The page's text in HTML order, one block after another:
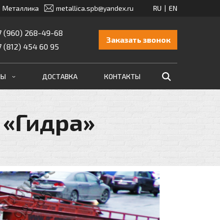
Металлика metallica.spb@yandex.ru
(960) 268-49-68
(812) 454 60 95
Заказать звонок
ДОСТАВКА КОНТАКТЫ